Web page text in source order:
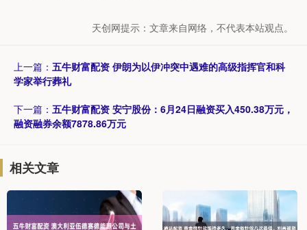
天创网提示：文章来自网络，不代表本站观点。
上一篇： 五牛财富配资 伊朗为以伊冲突中遇难的高级指挥官和科
学家举行葬礼
下一篇： 五牛财富配资 安宁股份：6月24日融资买入450.38万元，
融资融券余额7878.86万元
相关文章